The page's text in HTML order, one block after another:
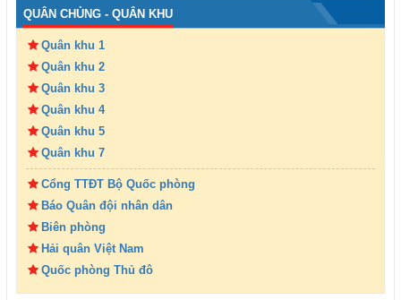
QUÂN CHỦNG - QUÂN KHU
Quân khu 1
Quân khu 2
Quân khu 3
Quân khu 4
Quân khu 5
Quân khu 7
Cổng TTĐT Bộ Quốc phòng
Báo Quân đội nhân dân
Biên phòng
Hải quân Việt Nam
Quốc phòng Thủ đô